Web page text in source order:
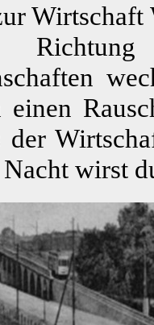
Wirtschaft
einen
der
wirst